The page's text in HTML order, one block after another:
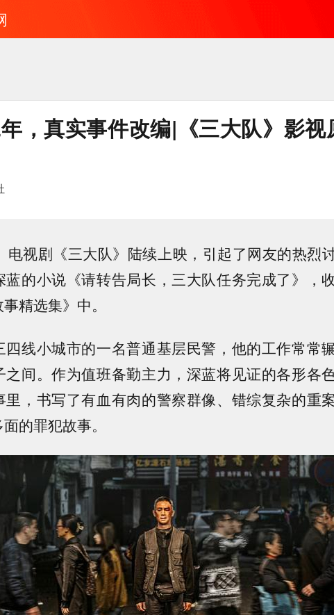
，真实事件改编|《三大队》影视
电视剧《三大队》陆续上映，引起了网友的热烈
蓝的小说《请转告局长，三大队任务完成了》，
精选集》中。
线小城市的一名普通基层民警，他的工作常常辗
之间。作为值班备勤主力，深蓝将见证的各形各
里，书写了有血有肉的警察群像、错综复杂的重
的罪犯故事。